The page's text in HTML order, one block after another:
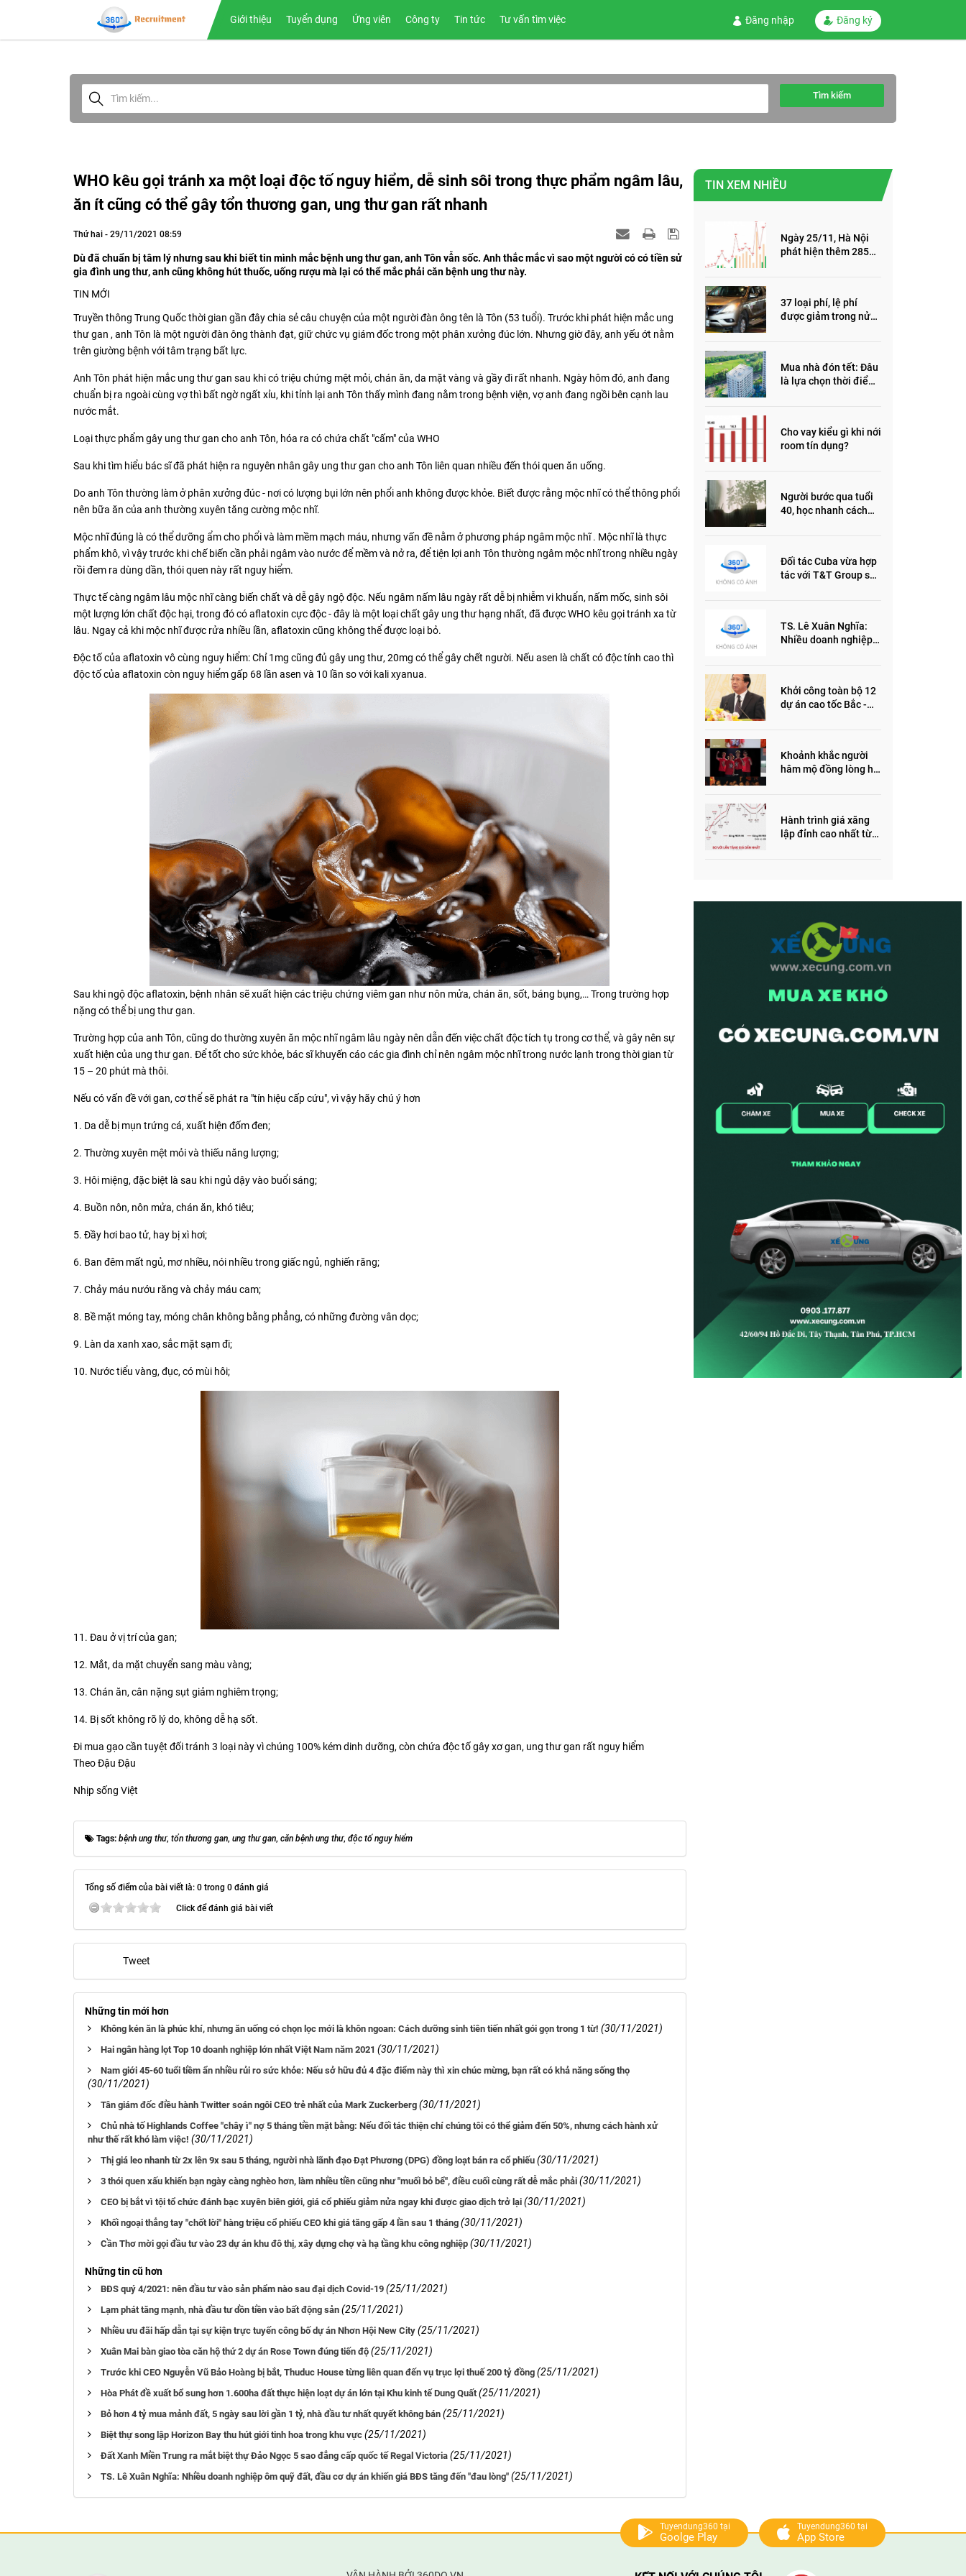
Giới thiệu Tuyển dụng Ứng viên Công ty Tin tức Tư vấn tìm việc Đăng nhập Đăng ký
Tìm kiếm
WHO kêu gọi tránh xa một loại độc tố nguy hiểm, dễ sinh sôi trong thực phẩm ngâm lâu,
ăn ít cũng có thể gây tổn thương gan, ung thư gan rất nhanh
Thứ hai - 29/11/2021 08:59
Dù đã chuẩn bị tâm lý nhưng sau khi biết tin mình mắc bệnh ung thư gan, anh Tôn vẫn sốc. Anh thắc mắc vì sao một người có có tiền sử
gia đình ung thư, anh cũng không hút thuốc, uống rượu mà lại có thể mắc phải căn bệnh ung thư này.
TIN MỚI
Truyền thông Trung Quốc thời gian gần đây chia sẻ câu chuyện của một người đàn ông tên là Tôn (53 tuổi). Trước khi phát hiện mắc ung
thư gan , anh Tôn là một người đàn ông thành đạt, giữ chức vụ giám đốc trong một phân xưởng đúc lớn. Nhưng giờ đây, anh yếu ớt nằm
trên giường bệnh với tâm trạng bất lực.
Anh Tôn phát hiện mắc ung thư gan sau khi có triệu chứng mệt mỏi, chán ăn, da mặt vàng và gầy đi rất nhanh. Ngày hôm đó, anh đang
chuẩn bị ra ngoài cùng vợ thì bất ngờ ngất xỉu, khi tỉnh lại anh Tôn thấy mình đang nằm trong bệnh viện, vợ anh đang ngồi bên cạnh lau
nước mắt.
Loại thực phẩm gây ung thư gan cho anh Tôn, hóa ra có chứa chất "cấm" của WHO
Sau khi tìm hiểu bác sĩ đã phát hiện ra nguyên nhân gây ung thư gan cho anh Tôn liên quan nhiều đến thói quen ăn uống.
Do anh Tôn thường làm ở phân xưởng đúc - nơi có lượng bụi lớn nên phổi anh không được khỏe. Biết được rằng mộc nhĩ có thể thông phổi
nên bữa ăn của anh thường xuyên tăng cường mộc nhĩ.
Mộc nhĩ đúng là có thể dưỡng ẩm cho phổi và làm mềm mạch máu, nhưng vấn đề nằm ở phương pháp ngâm mộc nhĩ . Mộc nhĩ là thực
phẩm khô, vì vậy trước khi chế biến cần phải ngâm vào nước để mềm và nở ra, để tiện lợi anh Tôn thường ngâm mộc nhĩ trong nhiều ngày
rồi đem ra dùng dần, thói quen này rất nguy hiểm.
Thực tế càng ngâm lâu mộc nhĩ càng biến chất và dễ gây ngộ độc. Nếu ngâm nấm lâu ngày rất dễ bị nhiễm vi khuẩn, nấm mốc, sinh sôi
một lượng lớn chất độc hại, trong đó có aflatoxin cực độc - đây là một loại chất gây ung thư hạng nhất, đã được WHO kêu gọi tránh xa từ
lâu. Ngay cả khi mộc nhĩ được rửa nhiều lần, aflatoxin cũng không thể được loại bỏ.
Độc tố của aflatoxin vô cùng nguy hiểm: Chỉ 1mg cũng đủ gây ung thư, 20mg có thể gây chết người. Nếu asen là chất có độc tính cao thì
độc tố của aflatoxin còn nguy hiểm gấp 68 lần asen và 10 lần so với kali xyanua.
Sau khi ngộ độc aflatoxin, bệnh nhân sẽ xuất hiện các triệu chứng viêm gan như nôn mửa, chán ăn, sốt, báng bụng,… Trong trường hợp
nặng có thể bị ung thư gan.
Trường hợp của anh Tôn, cũng do thường xuyên ăn mộc nhĩ ngâm lâu ngày nên dẫn đến việc chất độc tích tụ trong cơ thể, và gây nên sự
xuất hiện của ung thư gan. Để tốt cho sức khỏe, bác sĩ khuyến cáo các gia đình chỉ nên ngâm mộc nhĩ trong nước lạnh trong thời gian từ
15 – 20 phút mà thôi.
Nếu có vấn đề với gan, cơ thể sẽ phát ra "tín hiệu cấp cứu", vì vậy hãy chú ý hơn
1. Da dễ bị mụn trứng cá, xuất hiện đốm đen;
2. Thường xuyên mệt mỏi và thiếu năng lượng;
3. Hôi miệng, đặc biệt là sau khi ngủ dậy vào buổi sáng;
4. Buồn nôn, nôn mửa, chán ăn, khó tiêu;
5. Đầy hơi bao tử, hay bị xì hơi;
6. Ban đêm mất ngủ, mơ nhiều, nói nhiều trong giấc ngủ, nghiến răng;
7. Chảy máu nướu răng và chảy máu cam;
8. Bề mặt móng tay, móng chân không bằng phẳng, có những đường vân dọc;
9. Làn da xanh xao, sắc mặt sạm đi;
10. Nước tiểu vàng, đục, có mùi hôi;
11. Đau ở vị trí của gan;
12. Mắt, da mặt chuyển sang màu vàng;
13. Chán ăn, cân nặng sụt giảm nghiêm trọng;
14. Bị sốt không rõ lý do, không dễ hạ sốt.
Đi mua gạo cần tuyệt đối tránh 3 loại này vì chúng 100% kém dinh dưỡng, còn chứa độc tố gây xơ gan, ung thư gan rất nguy hiểm
Theo Đậu Đậu
Nhịp sống Việt
Tags: bệnh ung thư, tổn thương gan, ung thư gan, căn bệnh ung thư, độc tố nguy hiểm
Tổng số điểm của bài viết là: 0 trong 0 đánh giá
Click để đánh giá bài viết
Tweet
Những tin mới hơn
Không kén ăn là phúc khí, nhưng ăn uống có chọn lọc mới là khôn ngoan: Cách dưỡng sinh tiên tiến nhất gói gọn trong 1 từ! (30/11/2021)
Hai ngân hàng lọt Top 10 doanh nghiệp lớn nhất Việt Nam năm 2021 (30/11/2021)
Nam giới 45-60 tuổi tiềm ẩn nhiều rủi ro sức khỏe: Nếu sở hữu đủ 4 đặc điểm này thì xin chúc mừng, bạn rất có khả năng sống thọ
(30/11/2021)
Tân giám đốc điều hành Twitter soán ngôi CEO trẻ nhất của Mark Zuckerberg (30/11/2021)
Chủ nhà tố Highlands Coffee "chây ì" nợ 5 tháng tiền mặt bằng: Nếu đối tác thiện chí chúng tôi có thể giảm đến 50%, nhưng cách hành xử
như thế rất khó làm việc! (30/11/2021)
Thị giá leo nhanh từ 2x lên 9x sau 5 tháng, người nhà lãnh đạo Đạt Phương (DPG) đồng loạt bán ra cổ phiếu (30/11/2021)
3 thói quen xấu khiến bạn ngày càng nghèo hơn, làm nhiều tiền cũng như "muối bỏ bể", điều cuối cùng rất dễ mắc phải (30/11/2021)
CEO bị bắt vì tội tổ chức đánh bạc xuyên biên giới, giá cổ phiếu giảm nửa ngay khi được giao dịch trở lại (30/11/2021)
Khối ngoại thẳng tay "chốt lời" hàng triệu cổ phiếu CEO khi giá tăng gấp 4 lần sau 1 tháng (30/11/2021)
Cần Thơ mời gọi đầu tư vào 23 dự án khu đô thị, xây dựng chợ và hạ tầng khu công nghiệp (30/11/2021)
Những tin cũ hơn
BĐS quý 4/2021: nên đầu tư vào sản phẩm nào sau đại dịch Covid-19 (25/11/2021)
Lạm phát tăng mạnh, nhà đầu tư dồn tiền vào bất động sản (25/11/2021)
Nhiều ưu đãi hấp dẫn tại sự kiện trực tuyến công bố dự án Nhơn Hội New City (25/11/2021)
Xuân Mai bàn giao tòa căn hộ thứ 2 dự án Rose Town đúng tiến độ (25/11/2021)
Trước khi CEO Nguyễn Vũ Bảo Hoàng bị bắt, Thuduc House từng liên quan đến vụ trục lợi thuế 200 tỷ đồng (25/11/2021)
Hòa Phát đề xuất bổ sung hơn 1.600ha đất thực hiện loạt dự án lớn tại Khu kinh tế Dung Quất (25/11/2021)
Bỏ hơn 4 tỷ mua mảnh đất, 5 ngày sau lời gần 1 tỷ, nhà đầu tư nhất quyết không bán (25/11/2021)
Biệt thự song lập Horizon Bay thu hút giới tinh hoa trong khu vực (25/11/2021)
Đất Xanh Miền Trung ra mắt biệt thự Đảo Ngọc 5 sao đẳng cấp quốc tế Regal Victoria (25/11/2021)
TS. Lê Xuân Nghĩa: Nhiều doanh nghiệp ôm quỹ đất, đầu cơ dự án khiến giá BĐS tăng đến "đau lòng" (25/11/2021)
TIN XEM NHIỀU
Ngày 25/11, Hà Nội
phát hiện thêm 285
37 loại phí, lệ phí
được giảm trong nửa
Mua nhà đón tết: Đâu
là lựa chọn thời điểm
Cho vay kiểu gì khi nới
room tín dụng?
Người bước qua tuổi
40, học nhanh cách
Đối tác Cuba vừa hợp
tác với T&T Group sản
TS. Lê Xuân Nghĩa:
Nhiều doanh nghiệp
Khởi công toàn bộ 12
dự án cao tốc Bắc -
Khoảnh khắc người
hâm mộ đồng lòng hô
Hành trình giá xăng
lập đỉnh cao nhất từ
Tuyendung360 tại
Goolge Play
Tuyendung360 tại
App Store